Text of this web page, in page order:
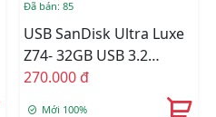
Đã bán: 85
USB SanDisk Ultra Luxe
Z74- 32GB USB 3.2
(SDCZ74-032G-G46)
270.000 đ
Mới 100%